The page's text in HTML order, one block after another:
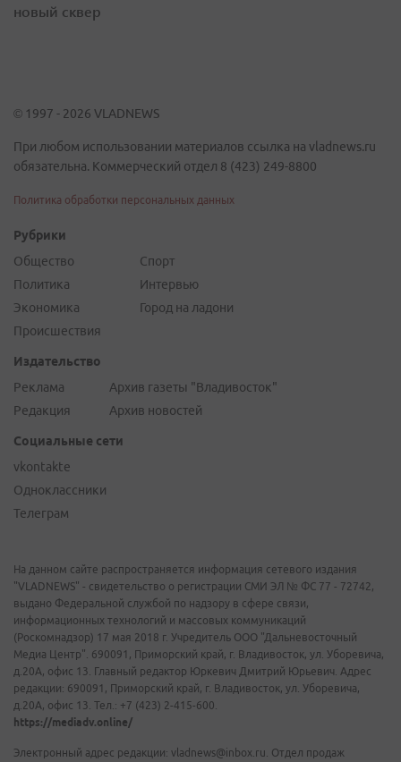
новый сквер
© 1997 - 2026 VLADNEWS
При любом использовании материалов ссылка на vladnews.ru
обязательна. Коммерческий отдел 8 (423) 249-8800
Политика обработки персональных данных
Рубрики
Общество
Политика
Экономика
Происшествия
Спорт
Интервью
Город на ладони
Издательство
Реклама
Редакция
Архив газеты "Владивосток"
Архив новостей
Социальные сети
vkontakte
Одноклассники
Телеграм
На данном сайте распространяется информация сетевого издания
"VLADNEWS" - свидетельство о регистрации СМИ ЭЛ № ФС 77 - 72742,
выдано Федеральной службой по надзору в сфере связи,
информационных технологий и массовых коммуникаций
(Роскомнадзор) 17 мая 2018 г. Учредитель ООО "Дальневосточный
Медиа Центр". 690091, Приморский край, г. Владивосток, ул. Уборевича,
д.20А, офис 13. Главный редактор Юркевич Дмитрий Юрьевич. Адрес
редакции: 690091, Приморский край, г. Владивосток, ул. Уборевича,
д.20А, офис 13. Тел.: +7 (423) 2-415-600.
https://mediadv.online/
Электронный адрес редакции: vladnews@inbox.ru. Отдел продаж